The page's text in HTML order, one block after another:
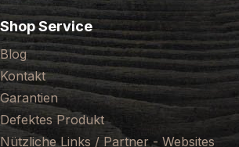
Shop Service
Blog
Kontakt
Garantien
Defektes Produkt
Nützliche Links / Partner - Websites